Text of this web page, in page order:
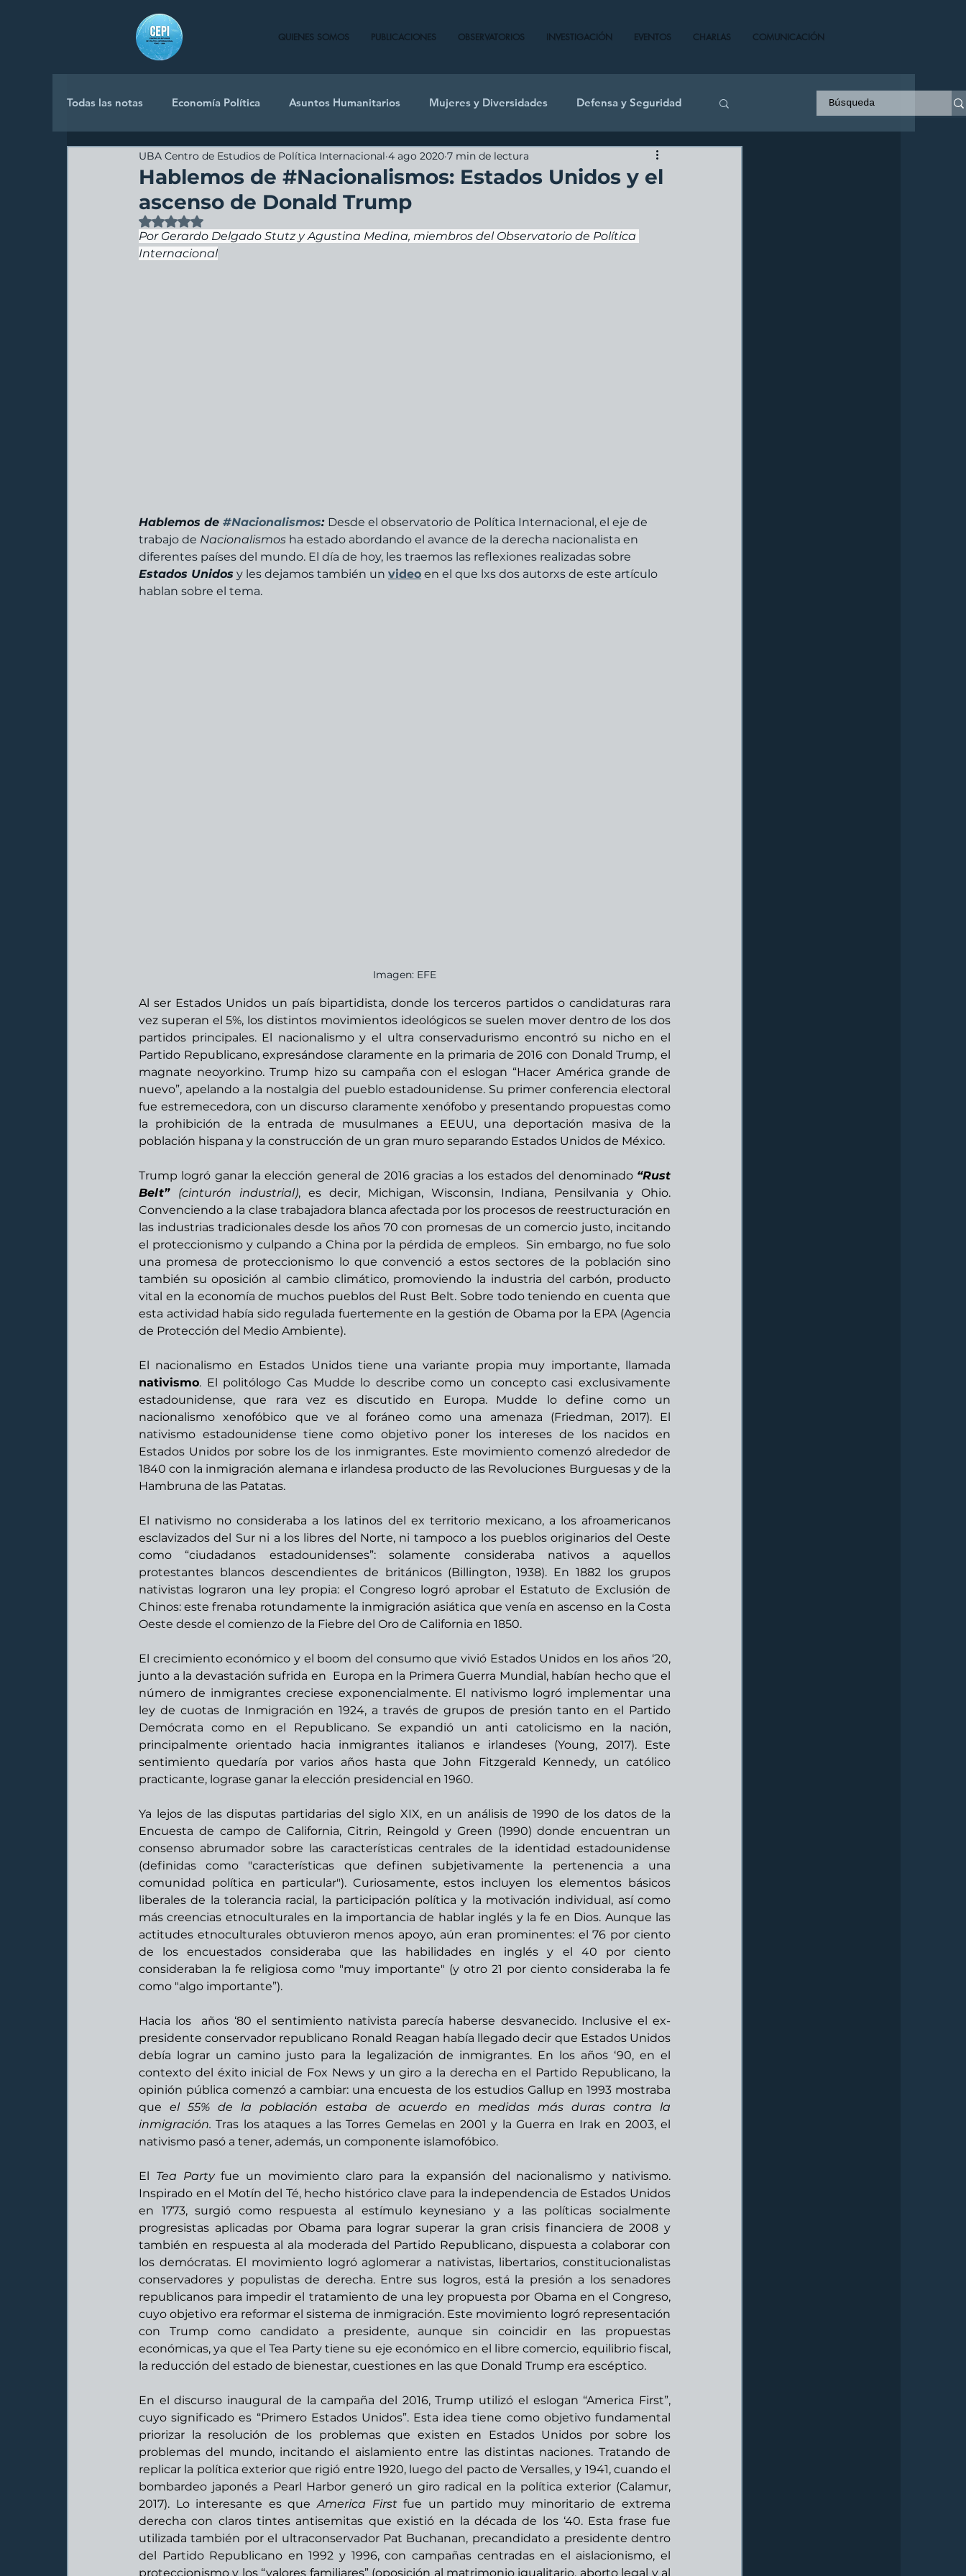
QUIENES SOMOS PUBLICACIONES OBSERVATORIOS INVESTIGACIÓN EVENTOS CHARLAS COMUNICACIÓN
Todas las notas Economía Política Asuntos Humanitarios Mujeres y Diversidades Defensa y Seguridad
Política Internacional
Hablemos de #Nacionalismos: Estados Unidos y el
ascenso de Donald Trump
UBA Centro de Estudios de Política Internacional 4 ago 2020 7 min de lectura
Obtuvo NaN de 5 estrellas.
Por Gerardo Delgado Stutz y Agustina Medina, miembros del Observatorio de Política
Internacional
Hablemos de #Nacionalismos: Desde el observatorio de Política Internacional, el eje de
trabajo de Nacionalismos ha estado abordando el avance de la derecha nacionalista en
diferentes países del mundo. El día de hoy, les traemos las reflexiones realizadas sobre
Estados Unidos y les dejamos también un video en el que lxs dos autorxs de este artículo
hablan sobre el tema.
Imagen: EFE
Al ser Estados Unidos un país bipartidista, donde los terceros partidos o candidaturas rara
vez superan el 5%, los distintos movimientos ideológicos se suelen mover dentro de los dos
partidos principales. El nacionalismo y el ultra conservadurismo encontró su nicho en el
Partido Republicano, expresándose claramente en la primaria de 2016 con Donald Trump, el
magnate neoyorkino. Trump hizo su campaña con el eslogan “Hacer América grande de
nuevo”, apelando a la nostalgia del pueblo estadounidense. Su primer conferencia electoral
fue estremecedora, con un discurso claramente xenófobo y presentando propuestas como
la prohibición de la entrada de musulmanes a EEUU, una deportación masiva de la
población hispana y la construcción de un gran muro separando Estados Unidos de México.
Trump logró ganar la elección general de 2016 gracias a los estados del denominado “Rust
Belt” (cinturón industrial), es decir, Michigan, Wisconsin, Indiana, Pensilvania y Ohio.
Convenciendo a la clase trabajadora blanca afectada por los procesos de reestructuración en
las industrias tradicionales desde los años 70 con promesas de un comercio justo, incitando
el proteccionismo y culpando a China por la pérdida de empleos.  Sin embargo, no fue solo
una promesa de proteccionismo lo que convenció a estos sectores de la población sino
también su oposición al cambio climático, promoviendo la industria del carbón, producto
vital en la economía de muchos pueblos del Rust Belt. Sobre todo teniendo en cuenta que
esta actividad había sido regulada fuertemente en la gestión de Obama por la EPA (Agencia
de Protección del Medio Ambiente).
nativismo. El politólogo Cas Mudde lo describe como un concepto casi exclusivamente
estadounidense, que rara vez es discutido en Europa. Mudde lo define como un
nacionalismo xenofóbico que ve al foráneo como una amenaza (Friedman, 2017). El
nativismo estadounidense tiene como objetivo poner los intereses de los nacidos en
Estados Unidos por sobre los de los inmigrantes. Este movimiento comenzó alrededor de
1840 con la inmigración alemana e irlandesa producto de las Revoluciones Burguesas y de la
Hambruna de las Patatas.
El nativismo no consideraba a los latinos del ex territorio mexicano, a los afroamericanos
esclavizados del Sur ni a los libres del Norte, ni tampoco a los pueblos originarios del Oeste
como “ciudadanos estadounidenses”: solamente consideraba nativos a aquellos
protestantes blancos descendientes de británicos (Billington, 1938). En 1882 los grupos
nativistas lograron una ley propia: el Congreso logró aprobar el Estatuto de Exclusión de
Chinos: este frenaba rotundamente la inmigración asiática que venía en ascenso en la Costa
Oeste desde el comienzo de la Fiebre del Oro de California en 1850.
El crecimiento económico y el boom del consumo que vivió Estados Unidos en los años ‘20,
junto a la devastación sufrida en  Europa en la Primera Guerra Mundial, habían hecho que el
número de inmigrantes creciese exponencialmente. El nativismo logró implementar una
ley de cuotas de Inmigración en 1924, a través de grupos de presión tanto en el Partido
Demócrata como en el Republicano. Se expandió un anti catolicismo en la nación,
principalmente orientado hacia inmigrantes italianos e irlandeses (Young, 2017). Este
sentimiento quedaría por varios años hasta que John Fitzgerald Kennedy, un católico
practicante, lograse ganar la elección presidencial en 1960.
Ya lejos de las disputas partidarias del siglo XIX, en un análisis de 1990 de los datos de la
Encuesta de campo de California, Citrin, Reingold y Green (1990) donde encuentran un
consenso abrumador sobre las características centrales de la identidad estadounidense
(definidas como "características que definen subjetivamente la pertenencia a una
comunidad política en particular"). Curiosamente, estos incluyen los elementos básicos
liberales de la tolerancia racial, la participación política y la motivación individual, así como
más creencias etnoculturales en la importancia de hablar inglés y la fe en Dios. Aunque las
actitudes etnoculturales obtuvieron menos apoyo, aún eran prominentes: el 76 por ciento
de los encuestados consideraba que las habilidades en inglés y el 40 por ciento
consideraban la fe religiosa como "muy importante" (y otro 21 por ciento consideraba la fe
como "algo importante”).
Hacia los  años ‘80 el sentimiento nativista parecía haberse desvanecido. Inclusive el ex-
presidente conservador republicano Ronald Reagan había llegado decir que Estados Unidos
debía lograr un camino justo para la legalización de inmigrantes. En los años ‘90, en el
contexto del éxito inicial de Fox News y un giro a la derecha en el Partido Republicano, la
opinión pública comenzó a cambiar: una encuesta de los estudios Gallup en 1993 mostraba
que el 55% de la población estaba de acuerdo en medidas más duras contra la
inmigración. Tras los ataques a las Torres Gemelas en 2001 y la Guerra en Irak en 2003, el
nativismo pasó a tener, además, un componente islamofóbico.
El Tea Party fue un movimiento claro para la expansión del nacionalismo y nativismo.
Inspirado en el Motín del Té, hecho histórico clave para la independencia de Estados Unidos
en 1773, surgió como respuesta al estímulo keynesiano y a las políticas socialmente
progresistas aplicadas por Obama para lograr superar la gran crisis financiera de 2008 y
también en respuesta al ala moderada del Partido Republicano, dispuesta a colaborar con
los demócratas. El movimiento logró aglomerar a nativistas, libertarios, constitucionalistas
conservadores y populistas de derecha. Entre sus logros, está la presión a los senadores
republicanos para impedir el tratamiento de una ley propuesta por Obama en el Congreso,
cuyo objetivo era reformar el sistema de inmigración. Este movimiento logró representación
con Trump como candidato a presidente, aunque sin coincidir en las propuestas
económicas, ya que el Tea Party tiene su eje económico en el libre comercio, equilibrio fiscal,
la reducción del estado de bienestar, cuestiones en las que Donald Trump era escéptico.
En el discurso inaugural de la campaña del 2016, Trump utilizó el eslogan “America First”,
cuyo significado es “Primero Estados Unidos”. Esta idea tiene como objetivo fundamental
priorizar la resolución de los problemas que existen en Estados Unidos por sobre los
problemas del mundo, incitando el aislamiento entre las distintas naciones. Tratando de
replicar la política exterior que rigió entre 1920, luego del pacto de Versalles, y 1941, cuando el
bombardeo japonés a Pearl Harbor generó un giro radical en la política exterior (Calamur,
2017). Lo interesante es que America First fue un partido muy minoritario de extrema
derecha con claros tintes antisemitas que existió en la década de los ‘40. Esta frase fue
utilizada también por el ultraconservador Pat Buchanan, precandidato a presidente dentro
del Partido Republicano en 1992 y 1996, con campañas centradas en el aislacionismo, el
proteccionismo y los “valores familiares” (oposición al matrimonio igualitario, aborto legal y al